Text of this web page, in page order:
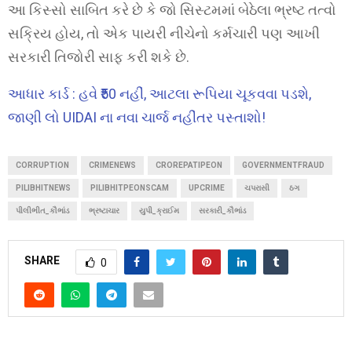
આ કિસ્સો સાબિત કરે છે કે જો સિસ્ટમમાં બેઠેલા ભ્રષ્ટ તત્વો
સક્રિય હોય, તો એક પાયરી નીચેનો કર્મચારી પણ આખી
સરકારી તિજોરી સાફ કરી શકે છે.
આધાર કાર્ડ : હવે ₹50 નહીં, આટલા રૂપિયા ચૂકવવા પડશે,
જાણી લો UIDAI ના નવા ચાર્જ નહીંતર પસ્તાશો!
CORRUPTION CRIMENEWS CROREPATIPEON GOVERNMENTFRAUD
PILIBHITNEWS PILIBHITPEONSCAM UPCRIME ચપરાસી ઠગ
પીલીભીત_કૌભાંડ ભ્રષ્ટાચાર યુપી_ક્રાઈમ સરકારી_કૌભાંડ
SHARE 0